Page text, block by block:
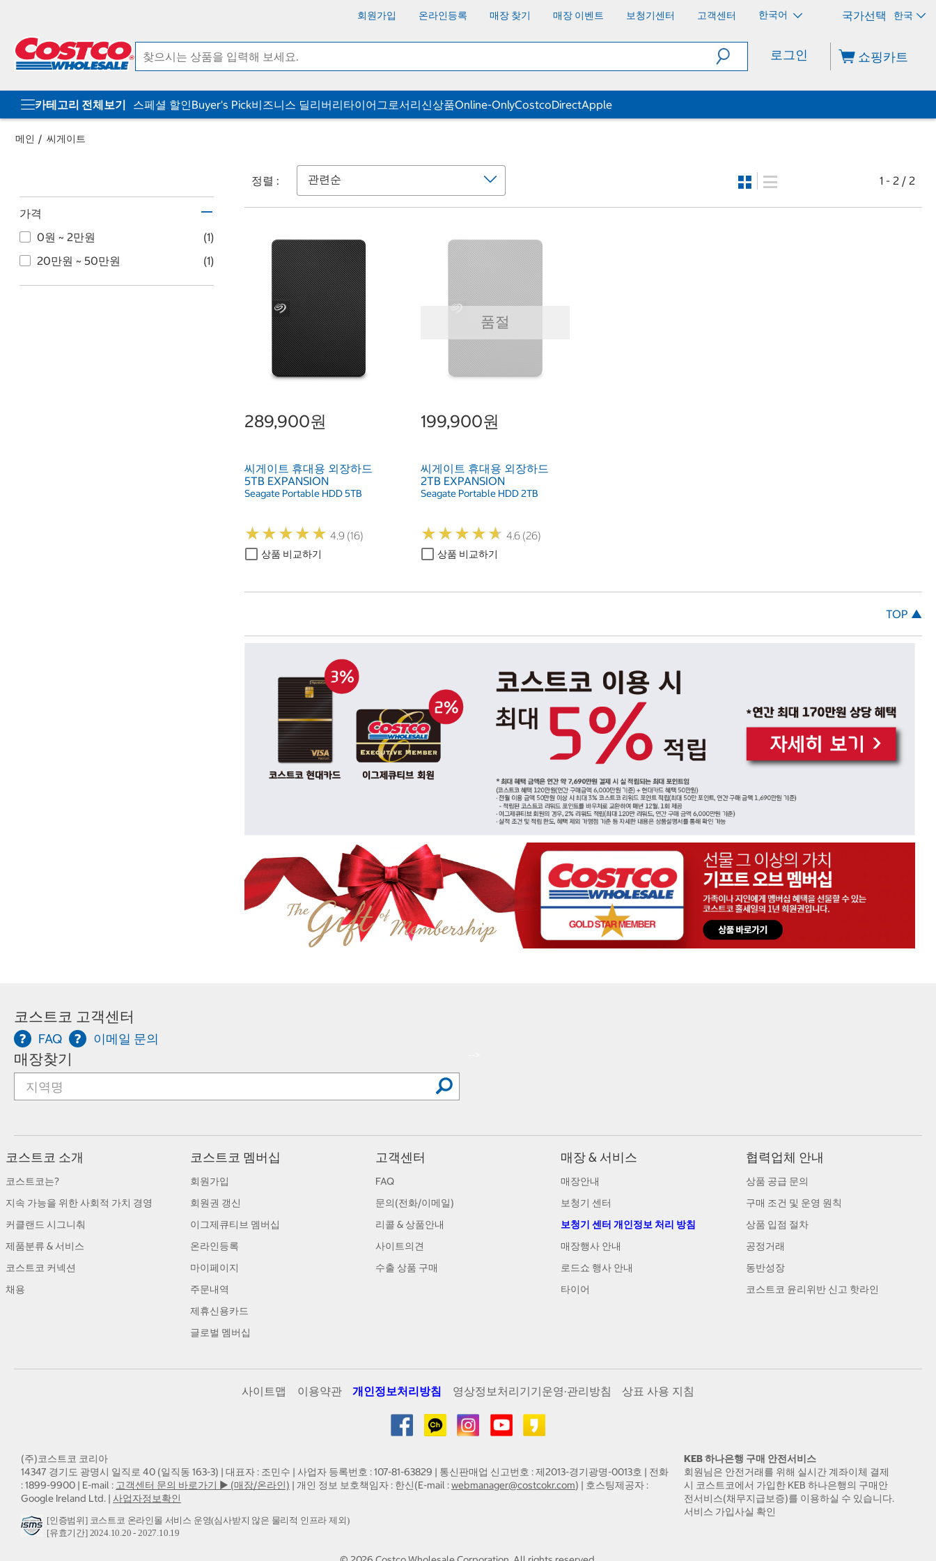
회원가입 온라인등록 매장 찾기 매장 이벤트 보청기센터 고객센터 한국어 한국
로그인 쇼핑카트
카테고리 전체보기 스페셜 할인Buyer's Pick비즈니스 딜리버리타이어그로서리신상품Online-OnlyCostcoDirectApple
메인 씨게이트
가격
0원 ~ 2만원
(1)
20만원 ~ 50만원
(1)
정렬 : 1 - 2 / 2
289,900원
씨게이트 휴대용 외장하드
5TB EXPANSION
Seagate Portable HDD 5TB
★★★★★
★★★★★ 4.9 (16)
상품 비교하기
품절
199,900원
씨게이트 휴대용 외장하드
2TB EXPANSION
Seagate Portable HDD 2TB
★★★★★
★★★★★ 4.6 (26)
상품 비교하기
TOP ▲
코스트코 고객센터
FAQ 이메일 문의
매장찾기
코스트코 소개
코스트코는?
지속 가능을 위한 사회적 가치 경영
커클랜드 시그니춰
제품분류 & 서비스
코스트코 커넥션
채용
코스트코 멤버십
회원가입
회원권 갱신
이그제큐티브 멤버십
온라인등록
마이페이지
주문내역
제휴신용카드
글로벌 멤버십
고객센터
FAQ
문의(전화/이메일)
리콜 & 상품안내
사이트의견
수출 상품 구매
매장 & 서비스
매장안내
보청기 센터
보청기 센터 개인정보 처리 방침
매장행사 안내
로드쇼 행사 안내
타이어
협력업체 안내
상품 공급 문의
구매 조건 및 운영 원칙
상품 입점 절차
공정거래
동반성장
코스트코 윤리위반 신고 핫라인
사이트맵 이용약관 개인정보처리방침 영상정보처리기기운영·관리방침 상표 사용 지침
(주)코스트코 코리아
14347 경기도 광명시 일직로 40 (일직동 163-3) | 대표자 : 조민수 | 사업자 등록번호 : 107-81-63829 | 통신판매업 신고번호 : 제2013-경기광명-0013호 | 전화
: 1899-9900 | E-mail : 고객센터 문의 바로가기 ▶ (매장/온라인) | 개인 정보 보호책임자 : 한신(E-mail :webmanager@costcokr.com) | 호스팅제공자 :
Google Ireland Ltd. | 사업자정보확인
[인증범위] 코스트코 온라인몰 서비스 운영(심사받지 않은 물리적 인프라 제외)
[유효기간] 2024.10.20 - 2027.10.19
KEB 하나은행 구매 안전서비스
회원님은 안전거래를 위해 실시간 계좌이체 결제
시 코스트코에서 가입한 KEB 하나은행의 구매안
전서비스(채무지급보증)를 이용하실 수 있습니다.
서비스 가입사실 확인